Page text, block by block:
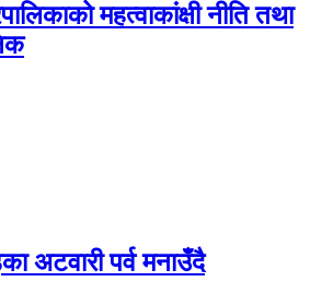
महत्वाकांक्षी नीति तथा
अटवारी पर्व मनाउँदै